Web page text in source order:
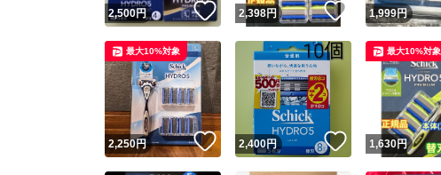
2,500円 いいね！
2,398円 いいね！
1,999円
2,250円 いいね！
最大10%対象
2,400円 いいね！
1,630円
最大10%対象